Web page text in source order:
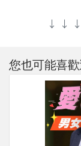
↓ ↓ ↓
您也可能喜